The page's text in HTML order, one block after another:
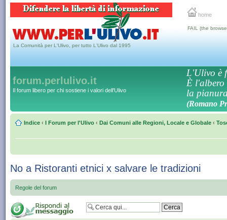
home
La Comunità per L'Ulivo, per tutto L'Ulivo dal 1995
FAIL (the
forum.perlulivo.it
Il forum libero per chi sostiene i valori dell'Ulivo
L'Ulivo è
È l'albero
la
(Romano
Indice ‹ I Forum per l'Ulivo ‹ Dai Comuni alle Regioni, Locale e Globale ‹
No a Ristoranti etnici x salvare le tradizioni
Regole del forum